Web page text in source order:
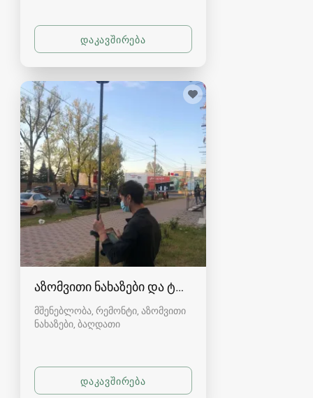
აზომვითი ნახაზები და ტოპოგრაფია ბაღდათში
მშენებლობა, რემონტი, აზომვითი
ნახაზები ბაღდათი